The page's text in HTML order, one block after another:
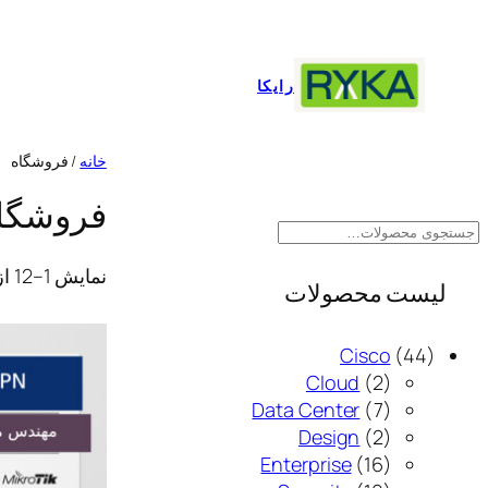
رایکا
ت
ج
لیست محصولات
Cisco 44
4
ص
Cloud 2
2
م
ح
ص
Data Center 7
7
م
ح
Design 2
2
م
Enterprise 161
خانه / فروشگاه
نمایش 1–12 از 86 نتیجه